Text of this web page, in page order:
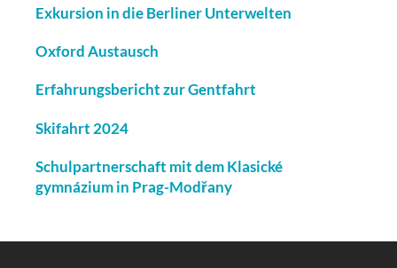
Exkursion in die Berliner Unterwelten
Oxford Austausch
Erfahrungsbericht zur Gentfahrt
Skifahrt 2024
Schulpartnerschaft mit dem Klasické
gymnázium in Prag-Modřany